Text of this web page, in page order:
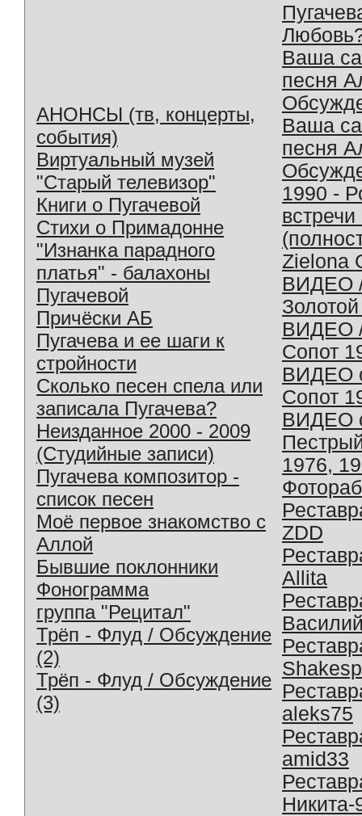
АНОНСЫ (тв, концерты,
события)
Виртуальный музей
"Старый телевизор"
Книги о Пугачевой
Стихи о Примадонне
"Изнанка парадного
платья" - балахоны
Пугачевой
Причёски АБ
Пугачева и ее шаги к
стройности
Сколько песен спела или
записала Пугачева?
Неизданное 2000 - 2009
(Студийные записи)
Пугачева композитор -
список песен
Моё первое знакомство с
Аллой
Бывшие поклонники
Фонограмма
группа "Рецитал"
Трёп - Флуд / Обсуждение
(2)
Трёп - Флуд / Обсуждение
(3)
Ваша
песня
Ваша
песня
1990 -
Zielona
ВИДЕО
ВИДЕО
Сопот
ВИДЕО
Сопот
ВИДЕО
1976,
ZDD
Allita
aleks75
amid33
Никита-